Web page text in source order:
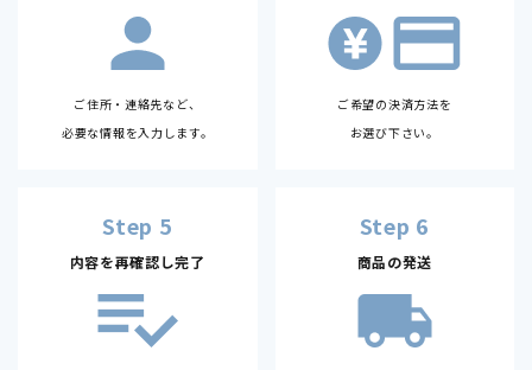
ご住所・連絡先など、
必要な情報を入力します。
ご希望の決済方法を
お選び下さい。
Step 5
内容を再確認し完了
Step 6
商品の発送